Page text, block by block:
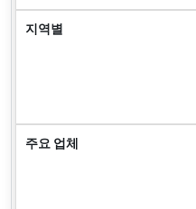
지역별
주요 업체